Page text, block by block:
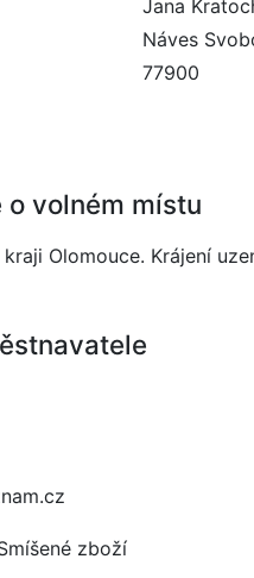
Jana
Náves
77900
volném místu
Olomouce. Krájení
zboží